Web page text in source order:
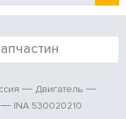
Двигатель
INA 530020210